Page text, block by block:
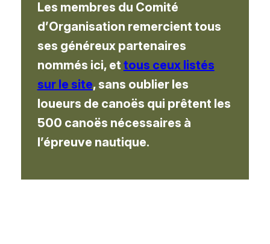
Les membres du Comité
d’Organisation remercient tous
ses généreux partenaires
nommés ici, et tous ceux listés
sur le site, sans oublier les
loueurs de canoës qui prêtent les
500 canoës nécessaires à
l’épreuve nautique.